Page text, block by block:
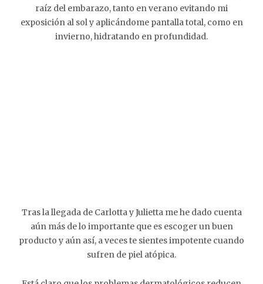
raíz del embarazo, tanto en verano evitando mi
exposición al sol y aplicándome pantalla total, como en
invierno, hidratando en profundidad.
Tras la llegada de Carlotta y Julietta me he dado cuenta
aún más de lo importante que es escoger un buen
producto y aún así, a veces te sientes impotente cuando
sufren de piel atópica.